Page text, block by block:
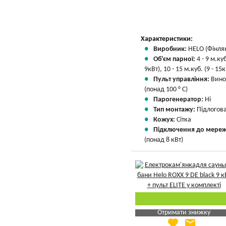
Характеристики:
Виробник: HELO
Об'єм парної: 4 - 9
9кВт), 10 - 15 м.куб. (9 -
Пульт управління:
(понад 100 ° С)
Парогенератор: Ні
Тип монтажу:
Кожух: Сітка
Підключення до
(понад 8 кВт)
Отримати знижку
Яка Ваша ціна
favorite email